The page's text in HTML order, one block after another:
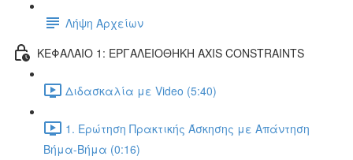
Λήψη Αρχείων
ΚΕΦΑΛΑΙΟ 1: ΕΡΓΑΛΕΙΟΘΗΚΗ AXIS CONSTRAINTS
Διδασκαλία με Video (5:40)
1. Ερώτηση Πρακτικής Άσκησης με Απάντηση
Βήμα-Βήμα (0:16)